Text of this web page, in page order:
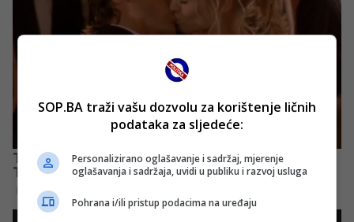
SOP.BA traži vašu dozvolu za korištenje ličnih
podataka za sljedeće:
Personalizirano oglašavanje i sadržaj, mjerenje
oglašavanja i sadržaja, uvidi u publiku i razvoj usluga
Pohrana i/ili pristup podacima na uređaju